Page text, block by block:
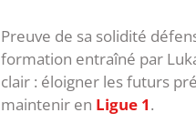
Preuve de sa solidité
formation entraîné par
clair : éloigner les futurs
maintenir en Ligue 1.